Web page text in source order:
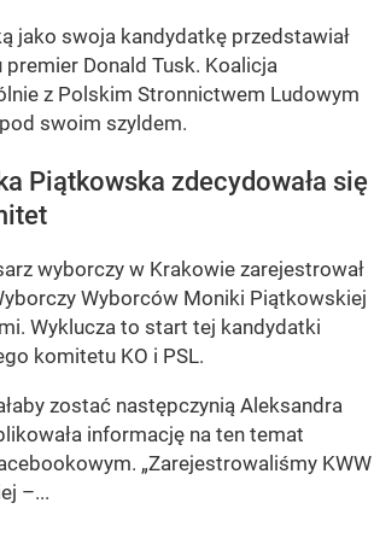
jako swoja kandydatkę przedstawiał
Donald Tusk. Koalicja
z Polskim Stronnictwem Ludowym
swoim szyldem.
Piątkowska zdecydowała się
wyborczy w Krakowie zarejestrował
Wyborców Moniki Piątkowskiej
Wyklucza to start tej kandydatki
komitetu KO i PSL.
zostać następczynią Aleksandra
informację na ten temat
„Zarejestrowaliśmy KWW
–...